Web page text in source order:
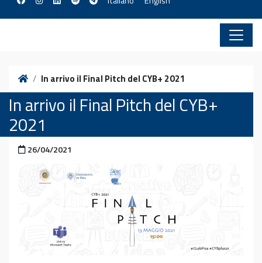
HomeIn arrivo il Final Pitch del CYB+ 2021
In arrivo il Final Pitch del CYB+
2021
Pubblicato il
26/04/2021